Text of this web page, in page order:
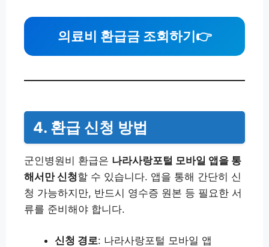
의료비 환급금 조회하기👉
4. 환급 신청 방법
군인병원비 환급은 나라사랑포털 모바일 앱을 통
해서만 신청할 수 있습니다. 앱을 통해 간단히 신
청 가능하지만, 반드시 영수증 원본 등 필요한 서
류를 준비해야 합니다.
신청 경로: 나라사랑포털 모바일 앱